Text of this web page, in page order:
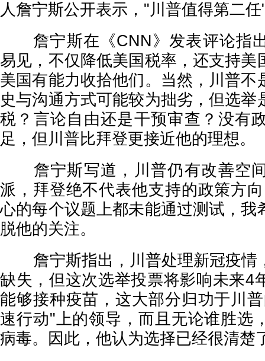
人詹宁斯公开表示，"川普值得第二
詹宁斯在《CNN》发表评论指
易见，不仅降低美国税率，还支持美
美国有能力收拾他们。当然，川普不
史与沟通方式可能较为拙劣，但选举
税？言论自由还是干预审查？没有
足，但川普比拜登更接近他的理想。
詹宁斯写道，川普仍有改善空
派，拜登绝不代表他支持的政策方
心的每个议题上都未能通过测试，我
脱他的关注。
詹宁斯指出，川普处理新冠疫情
缺失，但这次选举投票将影响未来4
能够接种疫苗，这大部分归功于川
速行动"上的领导，而且无论谁胜选
病毒。因此，他认为选择已经很清楚